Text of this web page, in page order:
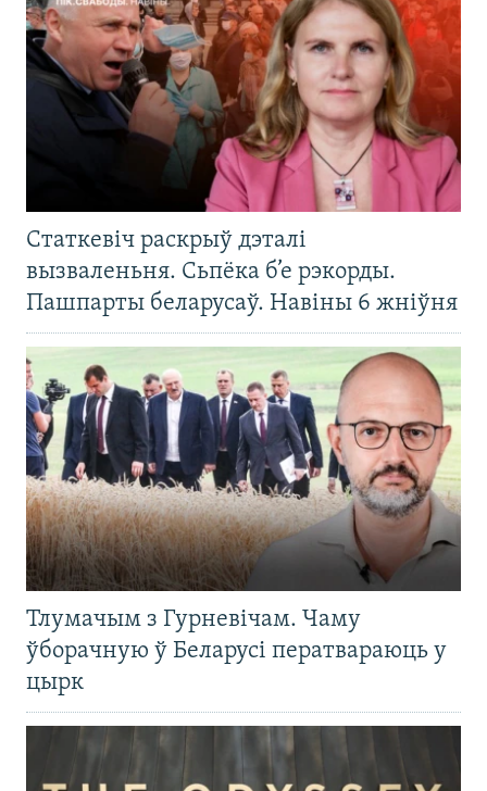
Статкевіч раскрыў дэталі
вызваленьня. Сьпёка б’е рэкорды.
Пашпарты беларусаў. Навіны 6 жніўня
Тлумачым з Гурневічам. Чаму
ўборачную ў Беларусі ператвараюць у
цырк